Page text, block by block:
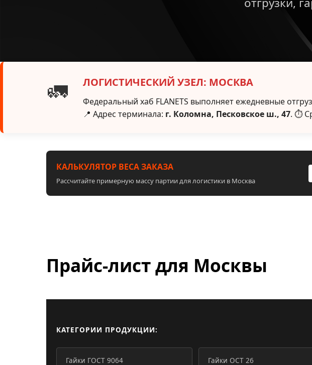
🚛 ЛОГИСТИЧЕСКИЙ УЗЕЛ: МОСКВА
Федеральный хаб FLANETS выполняет ежедневные
📍 Адрес терминала: г. Коломна, Песковское ш., 47. ⏱
КАЛЬКУЛЯТОР ВЕСА ЗАКАЗА
Рассчитайте примерную массу партии для логистики в Москва
Прайс-лист для Москвы
КАТЕГОРИИ ПРОДУКЦИИ:
Гайки ГОСТ 9064 Гайки ОСТ 26